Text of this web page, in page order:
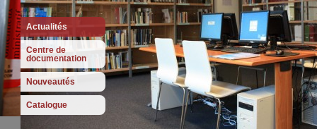
Actualités
Centre de
documentation
Nouveautés
Catalogue